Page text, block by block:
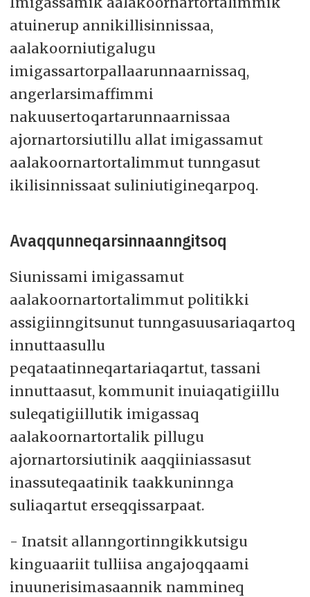
atuinerup annikillisinnissaa,
aalakoorniutigalugu
imigassartorpallaarunnaarnissaq,
angerlarsimaffimmi
nakuusertoqartarunnaarnissaa
ajornartorsiutillu allat imigassamut
aalakoornartortalimmut tunngasut
ikilisinnissaat suliniutigineqarpoq.
Avaqqunneqarsinnaanngitsoq
Siunissami imigassamut
aalakoornartortalimmut politikki
assigiinngitsunut tunngasuusariaqartoq
innuttaasullu
peqataatinneqartariaqartut, tassani
innuttaasut, kommunit inuiaqatigiillu
suleqatigiillutik imigassaq
aalakoornartortalik pillugu
ajornartorsiutinik aaqqiiniassasut
inassuteqaatinik taakkuninnga
suliaqartut erseqqissarpaat.
- Inatsit allanngortinngikkutsigu
kinguaariit tulliisa angajoqqaami
inuunerisimasaannik nammineq